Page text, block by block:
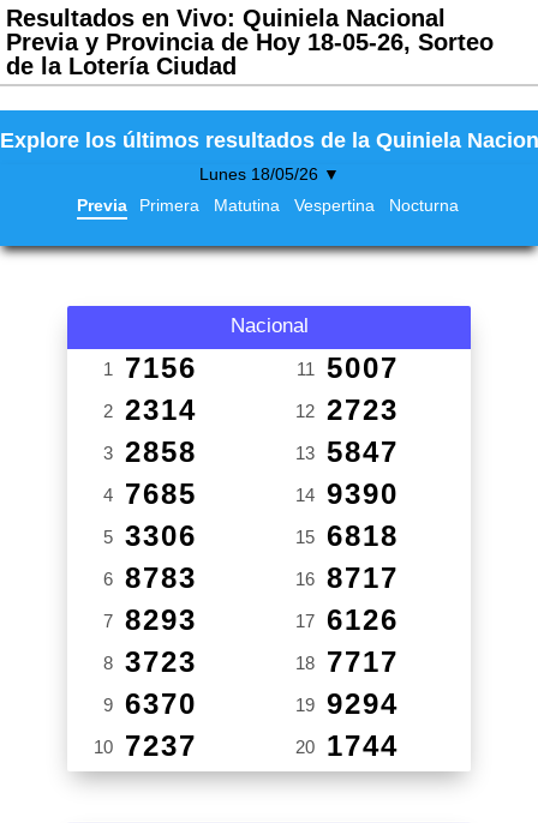
Resultados en Vivo: Quiniela Nacional
Previa y Provincia de Hoy 18-05-26, Sorteo
de la Lotería Ciudad
Explore los últimos resultados de la Quiniela
Lunes 18/05/26 ▼
Previa
Primera Matutina Vespertina Nocturna
Nacional
1 7156
2 2314
3 2858
4 7685
5 3306
6 8783
7 8293
8 3723
9 6370
10 7237
11 5007
12 2723
13 5847
14 9390
15 6818
16 8717
17 6126
18 7717
19 9294
20 1744